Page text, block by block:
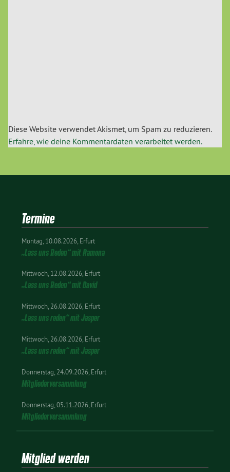
Diese Website verwendet Akismet, um Spam zu reduzieren.
Erfahre, wie deine Kommentardaten verarbeitet werden.
Termine
Montag 10.08.2026 Erfurt
„Lass uns Reden“ mit Ramona
Mittwoch 12.08.2026 Erfurt
„Lass uns Reden“ mit David
Mittwoch 26.08.2026 Erfurt
„Lass uns reden“ mit Jasper
Mittwoch 26.08.2026 Erfurt
„Lass uns reden“ mit Jasper
Donnerstag 24.09.2026 Erfurt
Mitgliederversammlung
Donnerstag 05.11.2026 Erfurt
Mitgliederversammlung
Mitglied werden